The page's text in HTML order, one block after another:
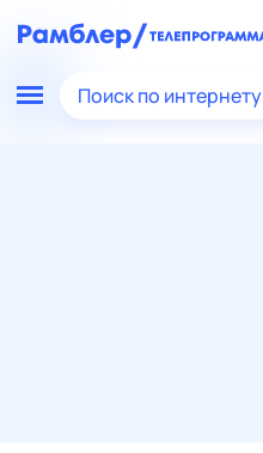
Поиск по интернету